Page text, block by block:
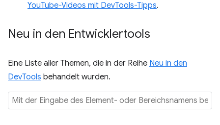
YouTube-Videos mit DevTools-Tipps.
Neu in den Entwicklertools
Eine Liste aller Themen, die in der Reihe Neu in den
DevTools behandelt wurden.